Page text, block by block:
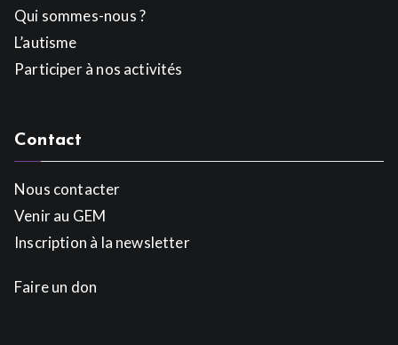
Qui sommes-nous ?
L’autisme
Participer à nos activités
Contact
Nous contacter
Venir au GEM
Inscription à la newsletter
Faire un don